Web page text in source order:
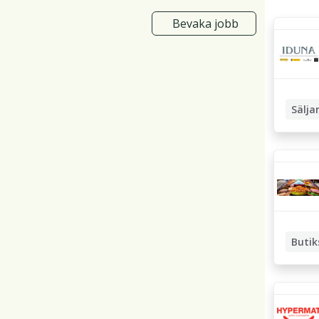
Bevaka jobb